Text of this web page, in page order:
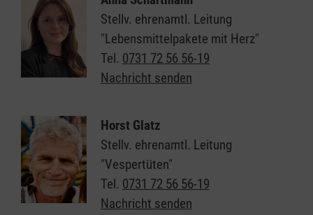
Stellv. ehrenamtl. Leitung
"Lebensmittelpakete mit Herz"
Tel. 0731 72 56 56-19
Nachricht senden
Horst Glatz
Stellv. ehrenamtl. Leitung
"Vespertüten"
Tel. 0731 72 56 56-19
Nachricht senden